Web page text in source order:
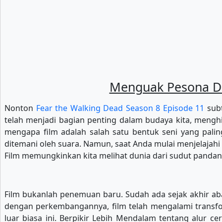
Menguak Pesona
Nonton Fear the Walking Dead Season 8 Episode 11
telah menjadi bagian penting dalam budaya kita,
mengapa film adalah salah satu bentuk seni yang
ditemani oleh suara. Namun, saat Anda mulai
Film memungkinkan kita melihat dunia dari sudut
Film bukanlah penemuan baru. Sudah ada sejak akhir
dengan perkembangannya, film telah mengalami
luar biasa ini. Berpikir Lebih Mendalam tentang alur